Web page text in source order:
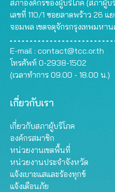
สภาองค์กรของผู้บริโภค (สภาผู้บ
เลขที่ 110/1 ซอยลาดพร้าว 26 แ
จอมพล เขตจตุจักรกรุงเทพมหา
E-mail : contact@tcc.or.th
โทรศัพท์ 0-2938-1502
(เวลาทำการ 09.00 - 18.00 น.)
เกี่ยวกับเรา
เกี่ยวกับสภาผู้บริโภค
องค์กรสมาชิก
หน่วยงานเขตพื้นที่
หน่วยงานประจำจังหวัด
แจ้งเบาะแสและร้องทุกข์
แจ้งเตือนภัย